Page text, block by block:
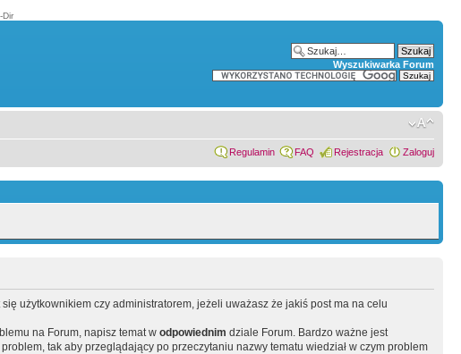
Dir
Wyszukiwarka Forum
Regulamin FAQ Rejestracja Zaloguj
użytkownikiem czy administratorem, jeżeli uważasz że jakiś post ma na celu
na Forum, napisz temat w odpowiednim dziale Forum. Bardzo ważne jest
tak aby przeglądający po przeczytaniu nazwy tematu wiedział w czym problem